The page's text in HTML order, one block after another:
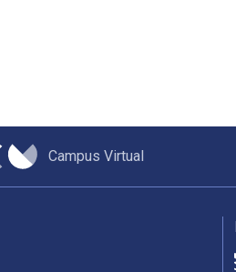
Campus Virtual